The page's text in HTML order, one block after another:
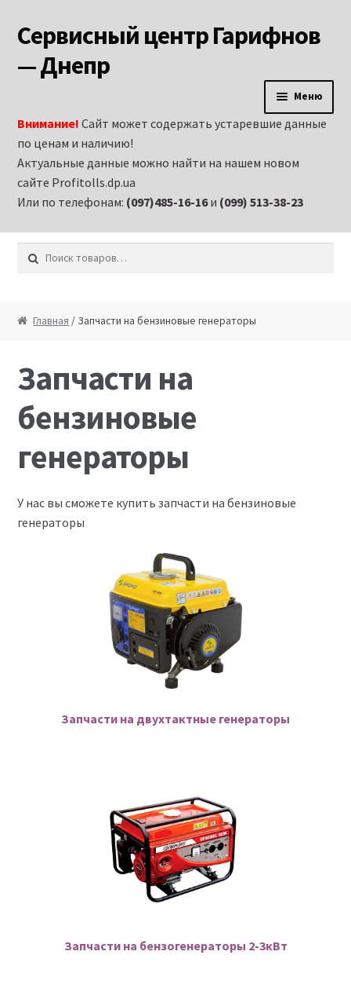
Перейти к навигации
Перейти к содержимому
Сервисный центр Гарифнов
— Днепр
Меню
Аренда строительного оборудования и
электроинструмента в Днепропетровске
Витрина
Запчасти на бензиновые двигатели
Запчасти на мотопомпы
Мой аккаунт
Оформление заказа
Ремонт оборудования и инструмента
Внимание! Сайт может содержать устаревшие данные
по ценам и наличию!
Актуальные данные можно найти на нашем новом
сайте Profitolls.dp.ua
Или по телефонам: (097)485-16-16и (099) 513-38-23
Искать:
Главная / Запчасти на бензиновые генераторы
Запчасти на
бензиновые
генераторы
У нас вы сможете купить запчасти на бензиновые
генераторы
Запчасти на двухтактные генераторы
Запчасти на бензогенераторы 2-3кВт